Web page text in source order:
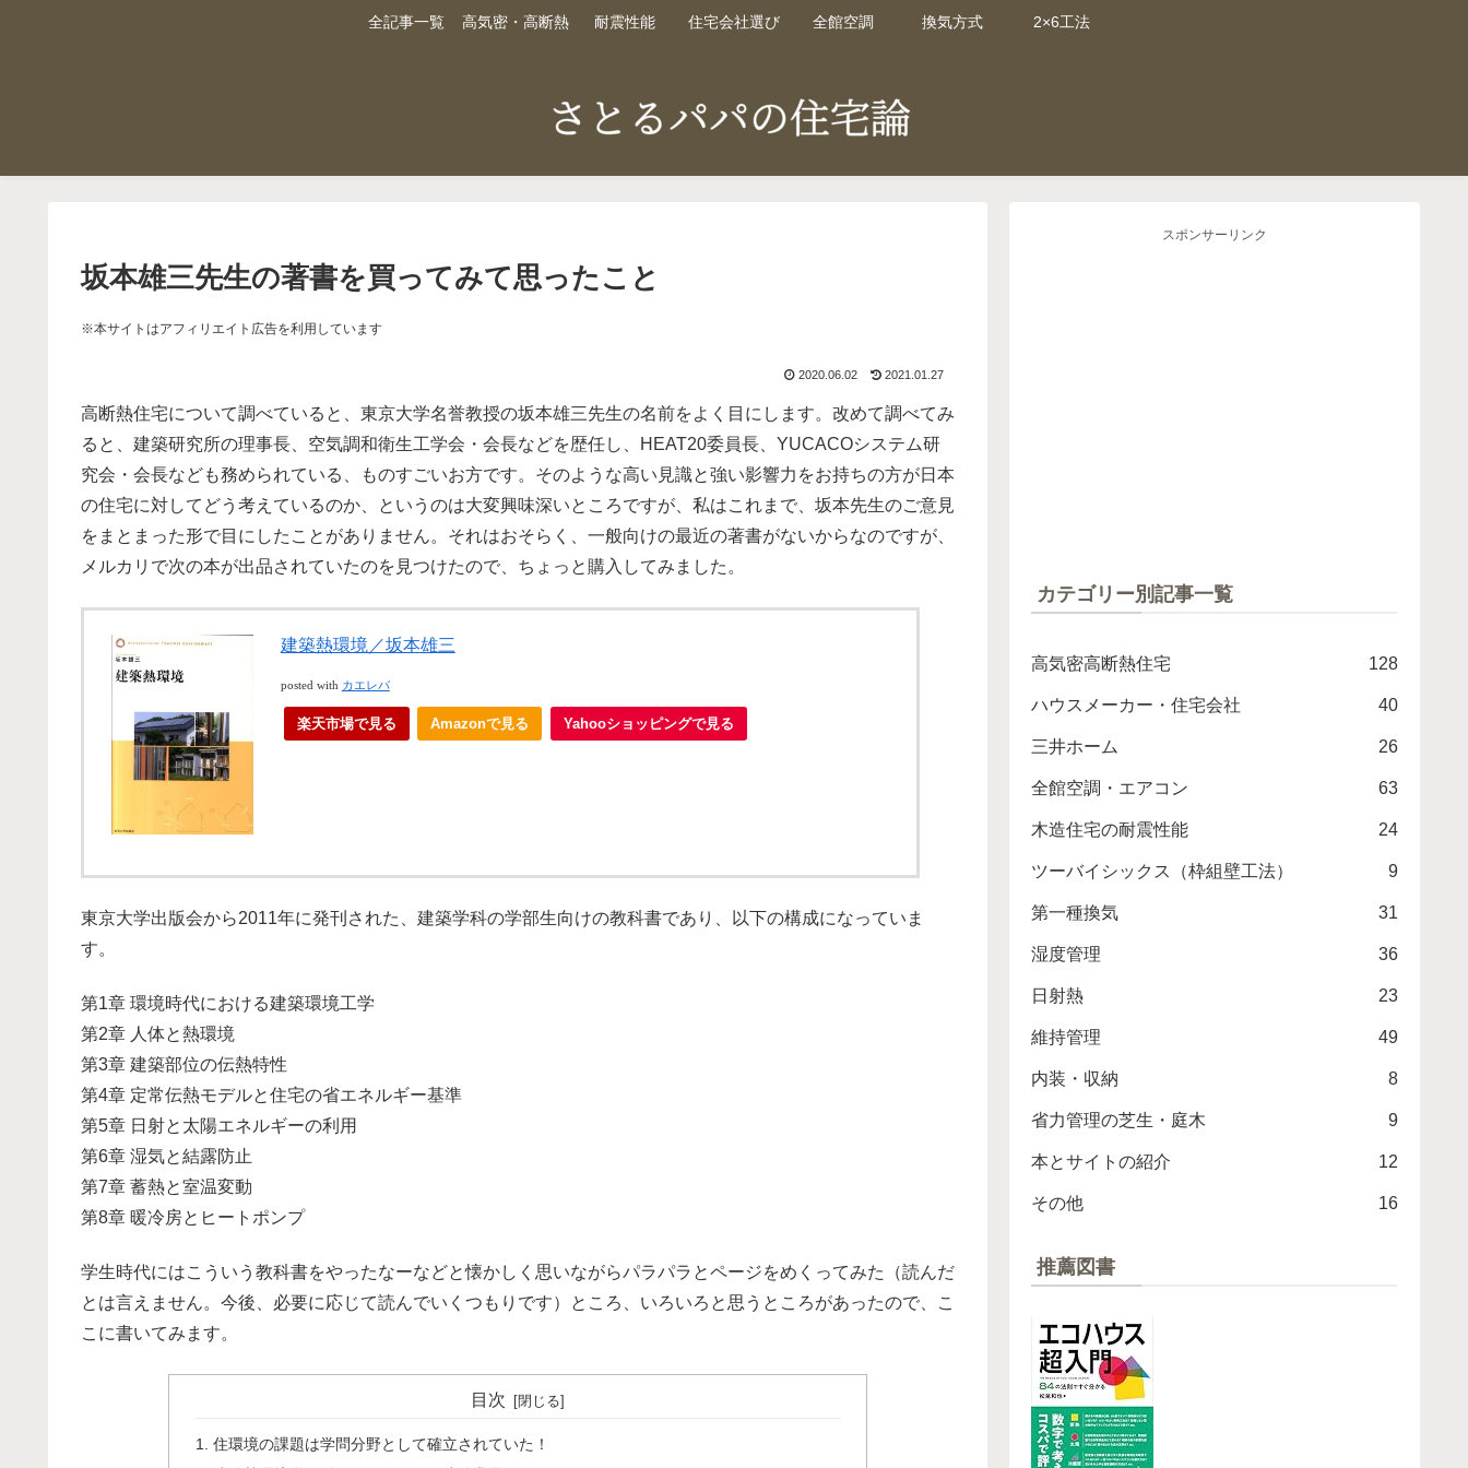
全記事一覧 高気密・高断熱 耐震性能 住宅会社選び 全館空調 換気方式 2×6工法
坂本雄三先生の著書を買ってみて思ったこと
※本サイトはアフィリエイト広告を利用しています
2020.06.02 2021.01.27
高断熱住宅について調べていると、東京大学名誉教授の坂本雄三先生の名前をよく目にします。改めて調べてみ
ると、建築研究所の理事長、空気調和衛生工学会・会長などを歴任し、HEAT20委員長、YUCACOシステム研
究会・会長なども務められている、ものすごいお方です。そのような高い見識と強い影響力をお持ちの方が日本
の住宅に対してどう考えているのか、というのは大変興味深いところですが、私はこれまで、坂本先生のご意見
をまとまった形で目にしたことがありません。それはおそらく、一般向けの最近の著書がないからなのですが、
メルカリで次の本が出品されていたのを見つけたので、ちょっと購入してみました。
建築熱環境／坂本雄三
posted with カエレバ
楽天市場で見る Amazonで見る Yahooショッピングで見る
東京大学出版会から2011年に発刊された、建築学科の学部生向けの教科書であり、以下の構成になっていま
す。
第1章 環境時代における建築環境工学
第2章 人体と熱環境
第3章 建築部位の伝熱特性
第4章 定常伝熱モデルと住宅の省エネルギー基準
第5章 日射と太陽エネルギーの利用
第6章 湿気と結露防止
第7章 蓄熱と室温変動
第8章 暖冷房とヒートポンプ
学生時代にはこういう教科書をやったなーなどと懐かしく思いながらパラパラとページをめくってみた（読んだ
とは言えません。今後、必要に応じて読んでいくつもりです）ところ、いろいろと思うところがあったので、こ
こに書いてみます。
目次
住環境の課題は学問分野として確立されていた！
スポンサーリンク
カテゴリー別記事一覧
高気密高断熱住宅 128
ハウスメーカー・住宅会社 40
三井ホーム 26
全館空調・エアコン 63
木造住宅の耐震性能 24
ツーバイシックス（枠組壁工法） 9
第一種換気 31
湿度管理 36
日射熱 23
維持管理 49
内装・収納 8
省力管理の芝生・庭木 9
本とサイトの紹介 12
その他 16
推薦図書